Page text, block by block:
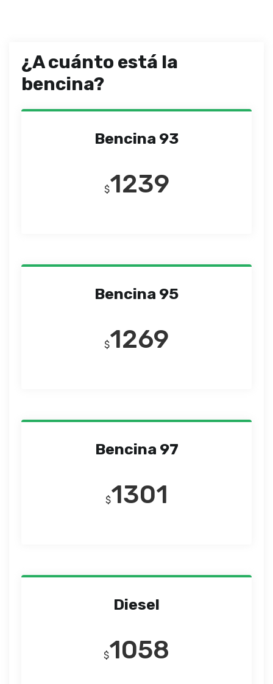
¿A cuánto está la
bencina?
Bencina 93
$1239
Bencina 95
$1269
Bencina 97
$1301
Diesel
$1058